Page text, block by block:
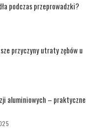
podczas przeprowadzki?
przyczyny utraty zębów u
aluminiowych – praktyczne